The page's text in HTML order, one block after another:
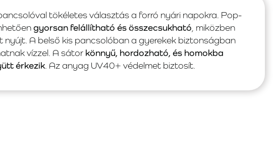
tökéletes választás a forró nyári napokra. Pop-
gyorsan felállítható és összecsukható, miközben
nyújt. A belső kis pancsolóban a gyerekek biztonságban
vízzel. A sátor könnyű, hordozható, és homokba
érkezik. Az anyag UV40+ védelmet biztosít.